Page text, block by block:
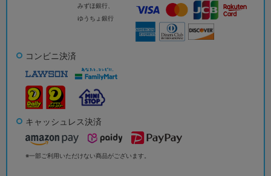
みずほ銀行、
ゆうちょ銀行
コンビニ決済
キャッシュレス決済
※一部ご利用いただけない商品がございます。